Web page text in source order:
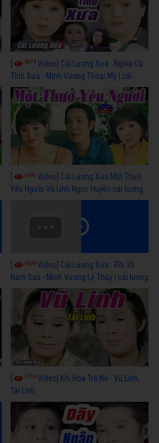
6074Video] Cải Lương Xưa : Nghĩa Cũ
Tình Xưa - Minh Vương Thoại Mỹ | cải
lương xã hội hay nhất
6395 Video] Cải Lương Xưa Một Thuở
Yêu Người Vũ Linh Ngọc Huyền cải lương
6328 Video] Cải Lương Xưa : Rồi 30
Năm Sau - Minh Vương Lệ Thủy | cải lương
xã hội hay nhất
[ 7354Video] Khi Hoa Trà Nở - Vũ Linh,
Tài Linh